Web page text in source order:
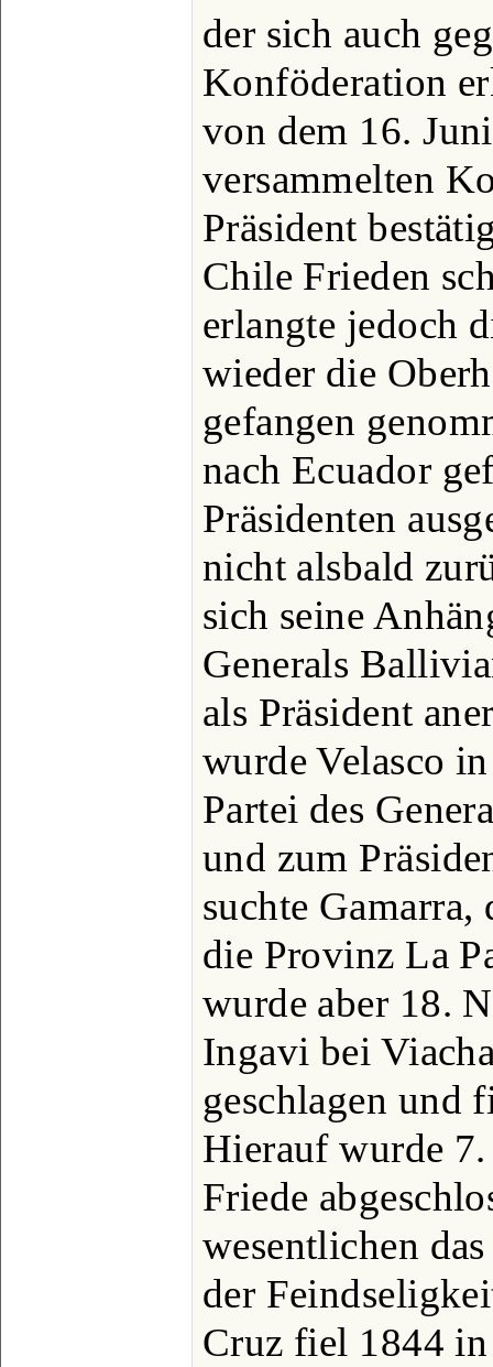
der sich auch
Konföderation
von dem 16.
versammelten
Präsident
Chile Frieden
erlangte jedoch
wieder die
gefangen
nach Ecuador
Präsidenten
nicht alsbald
sich seine
Generals
als Präsident
wurde Velasco
Partei des
und zum
suchte Gamarra,
die Provinz La
wurde aber 18.
Ingavi bei
geschlagen und
Hierauf wurde
Friede
wesentlichen
der
Cruz fiel 1844